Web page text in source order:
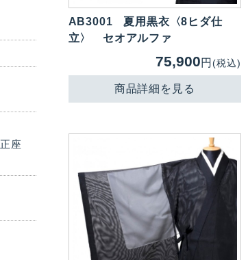
AB3001
夏用黒衣〈8ヒダ仕
立〉 セオアルファ
75,900円(税込)
商品詳細を見る
正座